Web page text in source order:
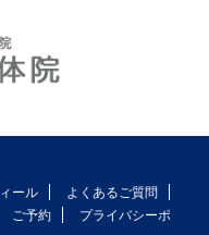
ール
よくあるご質問
ご予約
プライバシーポ